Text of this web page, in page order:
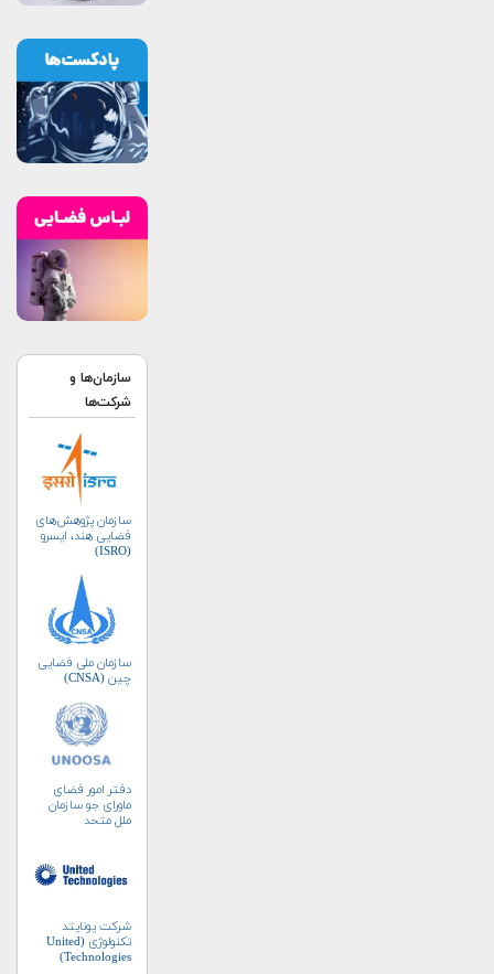
سازمان‌ها و
شرکت‌ها
سازمان پژوهش‌های
فضایی هند، ایسرو
(ISRO)
سازمان ملی فضایی
چین (CNSA)
دفتر امور فضای
ماورای جو سازمان
ملل متحد
شرکت یونایتد
تکنولوژی (United
Technologies)